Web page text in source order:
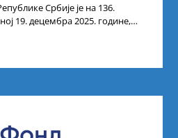
Србије је на 136.
19. децембра 2025. године,